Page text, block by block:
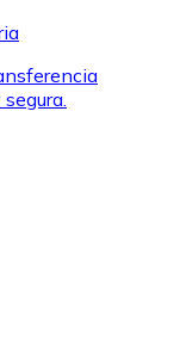
comprar
favoritas con